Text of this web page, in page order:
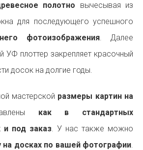
полотно вычесывая из
для последующего успешного
фотоизображения. Далее
УФ плоттер закрепляет красочный
досок на долгие годы.
мастерской размеры картин на
как в стандартных
и под заказ. У нас также можно
на досках по вашей фотографии.